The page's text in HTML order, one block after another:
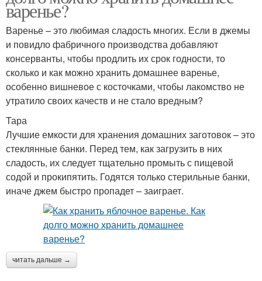
варенье?
Варенье – это любимая сладость многих. Если в джемы
и повидло фабричного производства добавляют
консерванты, чтобы продлить их срок годности, то
сколько и как можно хранить домашнее варенье,
особенно вишневое с косточками, чтобы лакомство не
утратило своих качеств и не стало вредным?
Тара
Лучшие емкости для хранения домашних заготовок – это
стеклянные банки. Перед тем, как загрузить в них
сладость, их следует тщательно промыть с пищевой
содой и прокипятить. Годятся только стерильные банки,
иначе джем быстро пропадет – заиграет.
читать дальше →